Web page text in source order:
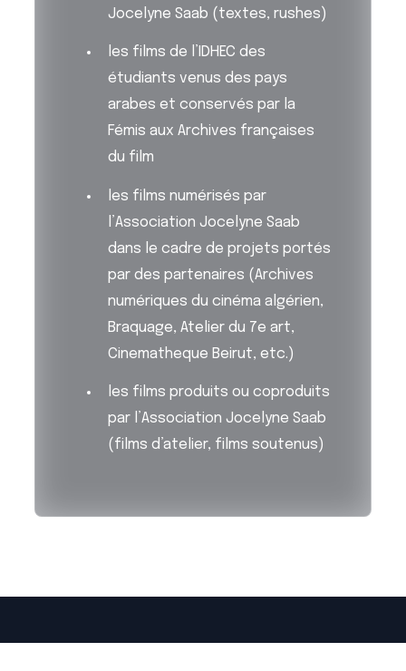
Jocelyne Saab (textes, rushes)
les films de l’IDHEC des
étudiants venus des pays
arabes et conservés par la
Fémis aux Archives françaises
du film
les films numérisés par
l’Association Jocelyne Saab
dans le cadre de projets portés
par des partenaires (Archives
numériques du cinéma algérien,
Braquage, Atelier du 7e art,
Cinematheque Beirut, etc.)
les films produits ou coproduits
par l’Association Jocelyne Saab
(films d’atelier, films soutenus)